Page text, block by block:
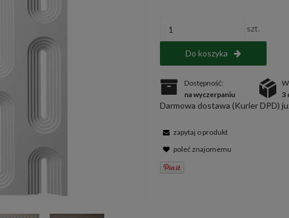
szt.
Do koszyka
Dostępność:
na wyczerpaniu
3
Darmowa dostawa (Kurier DPD)
zapytaj o produkt
poleć znajomemu